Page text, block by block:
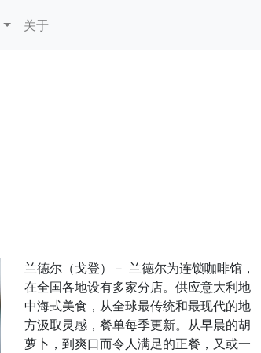
关于
兰德尔（戈登）－ 兰德尔为连锁咖啡馆，
在全国各地设有多家分店。供应意大利地
中海式美食，从全球最传统和最现代的地
方汲取灵感，餐单每季更新。从早晨的胡
萝卜，到爽口而令人满足的正餐，又或一